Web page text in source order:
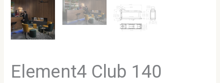
Element4 Club 140